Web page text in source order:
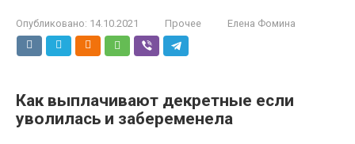
Опубликовано: 14.10.2021 Прочее Елена Фомина
Как выплачивают декретные если
уволилась и забеременела